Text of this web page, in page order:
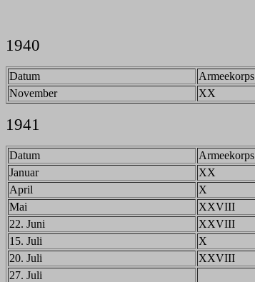
1940
Datum Armeekorps
November
XX
1941
Datum Armeekorps
Januar
XX
April
X
Mai
XXVIII
22. Juni
XXVIII
15. Juli
X
20. Juli
XXVIII
27. Juli